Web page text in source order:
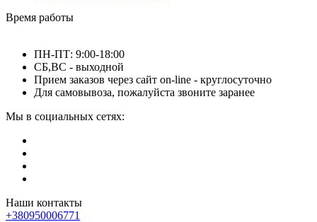
Время работы
ПН-ПТ: 9:00-18:00
СБ,ВС - выходной
Прием заказов через сайт on-line - круглосуточно
Для самовывоза, пожалуйста звоните заранее
Мы в социальных сетях:
Наши контакты
+380950006771